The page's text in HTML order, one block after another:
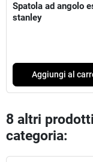
Spatola ad angolo
stanley
Aggiungi al
8 altri
categoria: